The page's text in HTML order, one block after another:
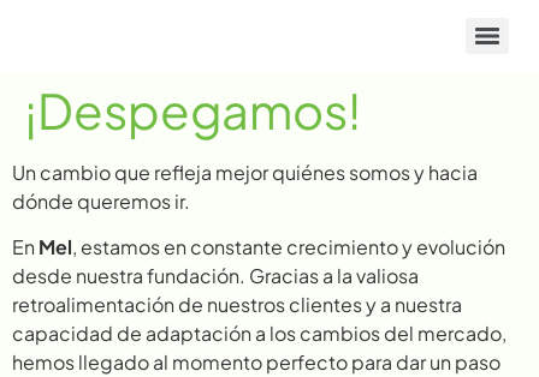
¡Despegamos!
Un cambio que refleja mejor quiénes somos y hacia
dónde queremos ir.
En Mel, estamos en constante crecimiento y evolución
desde nuestra fundación. Gracias a la valiosa
retroalimentación de nuestros clientes y a nuestra
capacidad de adaptación a los cambios del mercado,
hemos llegado al momento perfecto para dar un paso